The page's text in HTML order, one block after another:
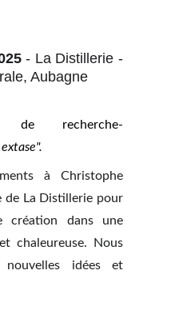
- La Distillerie -
Aubagne
de recherche-
à Christophe
de La Distillerie pour
création dans une
chaleureuse. Nous
idées et